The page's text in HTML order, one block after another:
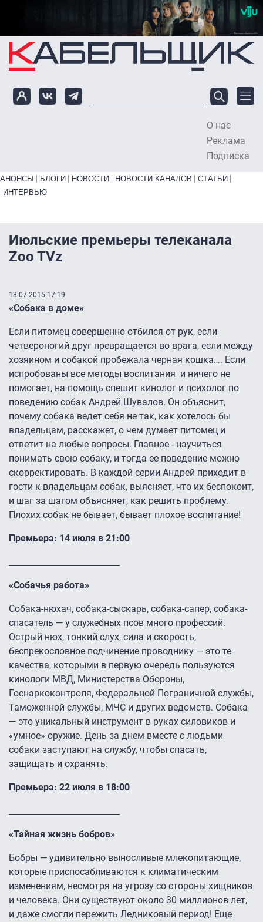
Перейти к основному содержанию
О нас
Реклама
Подписка
Primary links bottom
АНОНСЫ БЛОГИ НОВОСТИ НОВОСТИ КАНАЛОВ
СТАТЬИ
ИНТЕРВЬЮ
Июльские премьеры телеканала
Zoo TVz
13.07.2015 17:19
«Собака в доме»
Если питомец совершенно отбился от рук, если
четвероногий друг превращается во врага, если между
хозяином и собакой пробежала черная кошка…. Если
испробованы все методы воспитания и ничего не
помогает, на помощь спешит кинолог и психолог по
поведению собак Андрей Шувалов. Он объяснит,
почему собака ведет себя не так, как хотелось бы
владельцам, расскажет, о чем думает питомец и
ответит на любые вопросы. Главное - научиться
понимать свою собаку, и тогда ее поведение можно
скорректировать. В каждой серии Андрей приходит в
гости к владельцам собак, выясняет, что их беспокоит,
и шаг за шагом объясняет, как решить проблему.
Плохих собак не бывает, бывает плохое воспитание!
Премьера: 14 июля в 21:00
«Собачья работа»
Собака-нюхач, собака-сыскарь, собака-сапер, собака-
спасатель — у служебных псов много профессий.
Острый нюх, тонкий слух, сила и скорость,
беспрекословное подчинение проводнику — это те
качества, которыми в первую очередь пользуются
кинологи МВД, Министерства Обороны,
Госнаркоконтроля, Федеральной Пограничной службы,
Таможенной службы, МЧС и других ведомств. Собака
— это уникальный инструмент в руках силовиков и
«умное» оружие. День за днем вместе с людьми
собаки заступают на службу, чтобы спасать,
защищать и охранять.
Премьера: 22 июля в 18:00
«Тайная жизнь бобров»
Бобры — удивительно выносливые млекопитающие,
которые приспосабливаются к климатическим
изменениям, несмотря на угрозу со стороны хищников
и человека. Они существуют около 30 миллионов лет,
и даже смогли пережить Ледниковый период! Еще